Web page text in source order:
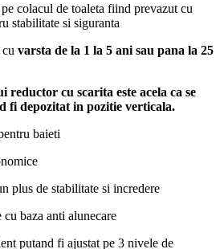
colacul de toaleta fiind prevazut cu
stabilitate si siguranta
varsta de la 1 la 5 ani sau pana la 25
reductor cu scarita este acela ca se
fi depozitat in pozitie verticala.
baieti
plus de stabilitate si incredere
baza anti alunecare
putand fi ajustat pe 3 nivele de